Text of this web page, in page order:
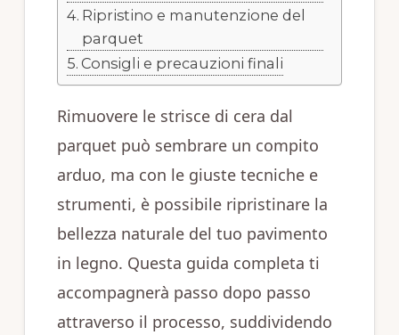
Ripristino e manutenzione del
parquet
Consigli e precauzioni finali
Rimuovere le strisce di cera dal
parquet può sembrare un compito
arduo, ma con le giuste tecniche e
strumenti, è possibile ripristinare la
bellezza naturale del tuo pavimento
in legno. Questa guida completa ti
accompagnerà passo dopo passo
attraverso il processo, suddividendo